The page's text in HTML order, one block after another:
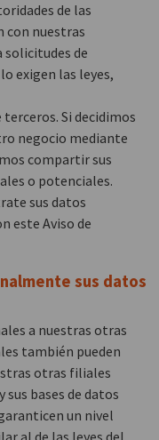
de las
con nuestras
solicitudes de
exigen las leyes,
Si decidimos
negocio mediante
compartir sus
o potenciales.
sus datos
este Aviso de
sus datos
a nuestras otras
también pueden
otras filiales
bases de datos
un nivel
al de las leyes del